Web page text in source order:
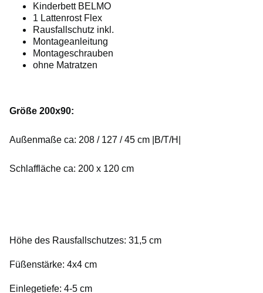
Kinderbett BELMO
1 Lattenrost Flex
Rausfallschutz inkl.
Montageanleitung
Montageschrauben
ohne Matratzen
Größe 200x90:
Außenmaße ca: 208 / 127 / 45 cm |B/T/H|
Schlaffläche ca: 200 x 120 cm
Höhe des Rausfallschutzes: 31,5 cm
Füßenstärke: 4x4 cm
Einlegetiefe: 4-5 cm